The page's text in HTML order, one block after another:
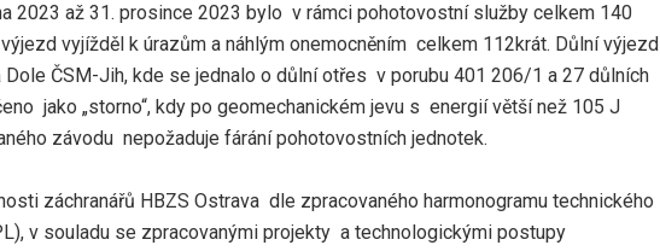
2023 až 31. prosince 2023 bylo v rámci pohotovostní služby celkem 140
vyjížděl k úrazům a náhlým onemocněním celkem 112krát. Důlní výjezd
ČSM-Jih, kde se jednalo o důlní otřes v porubu 401 206/1 a 27 důlních
jako „storno“, kdy po geomechanickém jevu s energií větší než 105 J
závodu nepožaduje fárání pohotovostních jednotek.
záchranářů HBZS Ostrava dle zpracovaného harmonogramu technického
v souladu se zpracovanými projekty a technologickými postupy